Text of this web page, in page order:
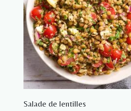
Salade de lentilles